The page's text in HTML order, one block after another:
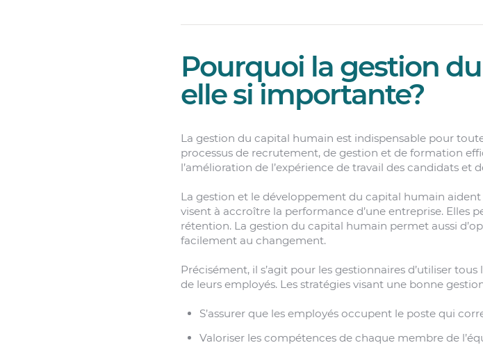
Pourquoi la gestion
elle si importante?
La gestion du capital humain est indispensable pour
processus de recrutement, de gestion et de formation
l’amélioration de l’expérience de travail des candidats et
La gestion et le développement du capital humain
visent à accroître la performance d’une entreprise. Elles
rétention. La gestion du capital humain permet aussi
facilement au changement.
Précisément, il s’agit pour les gestionnaires d’utiliser
de leurs employés. Les stratégies visant une bonne
S’assurer que les employés occupent le poste qui
Valoriser les compétences de chaque membre de